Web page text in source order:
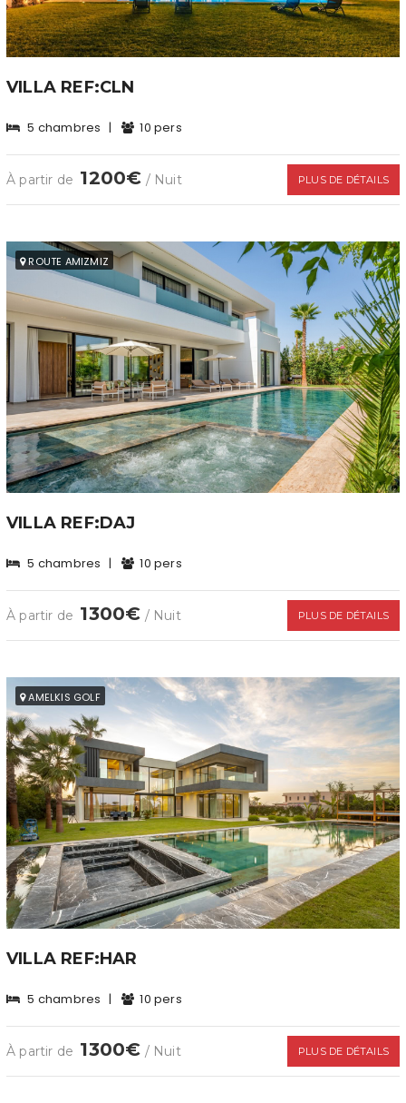
VILLA REF:CLN
5 chambres | 10 pers
À partir de 1200€ / Nuit PLUS DE DÉTAILS
ROUTE AMIZMIZ
VILLA REF:DAJ
5 chambres | 10 pers
À partir de 1300€ / Nuit PLUS DE DÉTAILS
AMELKIS GOLF
VILLA REF:HAR
5 chambres | 10 pers
À partir de 1300€ / Nuit PLUS DE DÉTAILS